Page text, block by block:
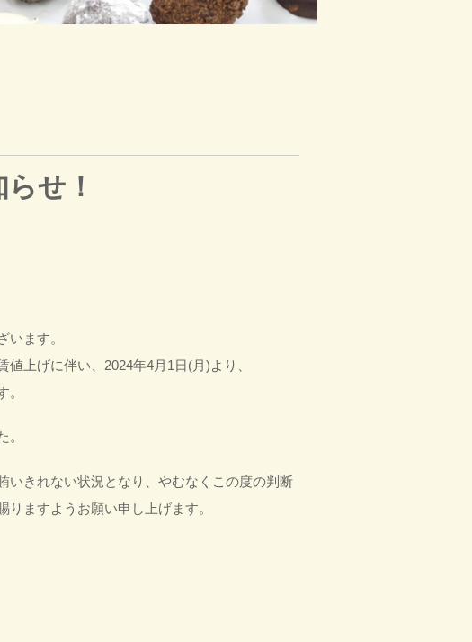
せ！
います。
上げに伴い、2024年4月1日(月)より、
。
。
いきれない状況となり、やむなくこの度の判断
ますようお願い申し上げます。